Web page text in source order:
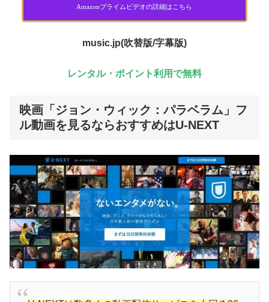
Amazonプライムビデオの詳細はこちら
music.jp(吹替版/字幕版)
レンタル・ポイント利用で無料
映画「ジョン・ウィック：パラベラム」フ
ル動画を見るならおすすめはU-NEXT